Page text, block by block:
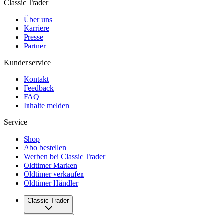
Classic Trader
Über uns
Karriere
Presse
Partner
Kundenservice
Kontakt
Feedback
FAQ
Inhalte melden
Service
Shop
Abo bestellen
Werben bei Classic Trader
Oldtimer Marken
Oldtimer verkaufen
Oldtimer Händler
Classic Trader